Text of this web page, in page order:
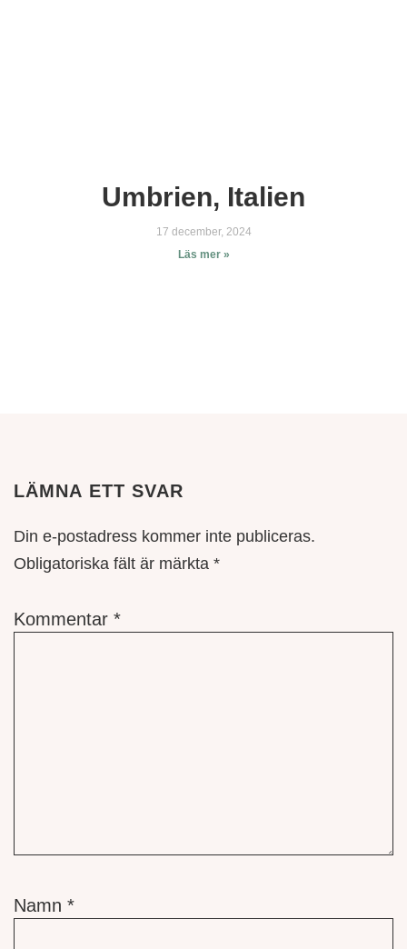
Umbrien, Italien
17 december, 2024
Läs mer »
LÄMNA ETT SVAR
Din e-postadress kommer inte publiceras.
Obligatoriska fält är märkta *
Kommentar *
Namn *